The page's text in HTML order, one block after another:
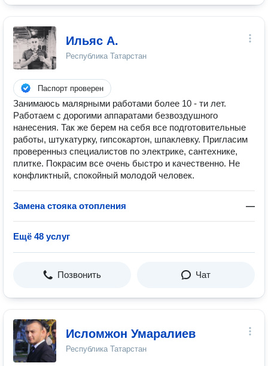
Ильяс А.
Республика Татарстан
Паспорт проверен
Занимаюсь малярными работами более 10 - ти лет.
Работаем с дорогими аппаратами безвоздушного
нанесения. Так же берем на себя все подготовительные
работы, штукатурку, гипсокартон, шпаклевку. Пригласим
проверенныз специалистов по электрике, сантехнике,
плитке. Покрасим все очень быстро и качественно. Не
конфликтный, спокойный молодой человек.
Замена стояка отопления —
Ещё 48 услуг
Позвонить Чат
Исломжон Умаралиев
Республика Татарстан